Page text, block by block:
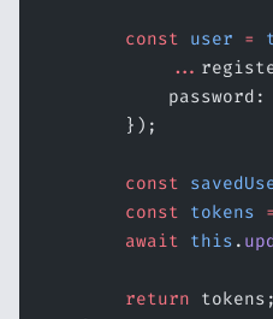
        const
user =
            ...
password:
        });
        const
        const
tokens =
        await
this .
        return
tokens;